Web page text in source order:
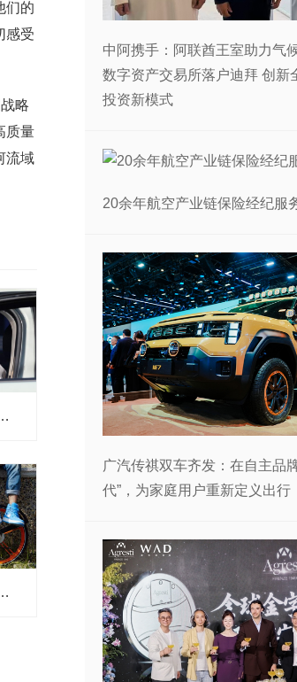
们的
感受
略
质量
流域
让无人驾驶汽车合法化？
新的一百万种方式
中阿携手：阿联酋王室助力气
数字资产交易所落户迪拜 创新
投资新模式
20余年航空产业链保险经纪服
广汽传祺双车齐发：在自主品
代”，为家庭用户重新定义出行